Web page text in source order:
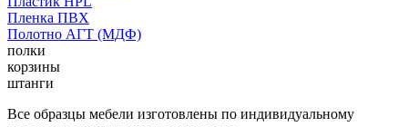
Пленка ПВХ
Полотно АГТ (МДФ)
полки
корзины
штанги
Все образцы мебели изготовлены по индивидуальному